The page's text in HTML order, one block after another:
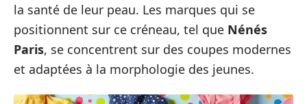
la santé de leur peau. Les marques qui se
positionnent sur ce créneau, tel que Nénés
Paris, se concentrent sur des coupes modernes
et adaptées à la morphologie des jeunes.